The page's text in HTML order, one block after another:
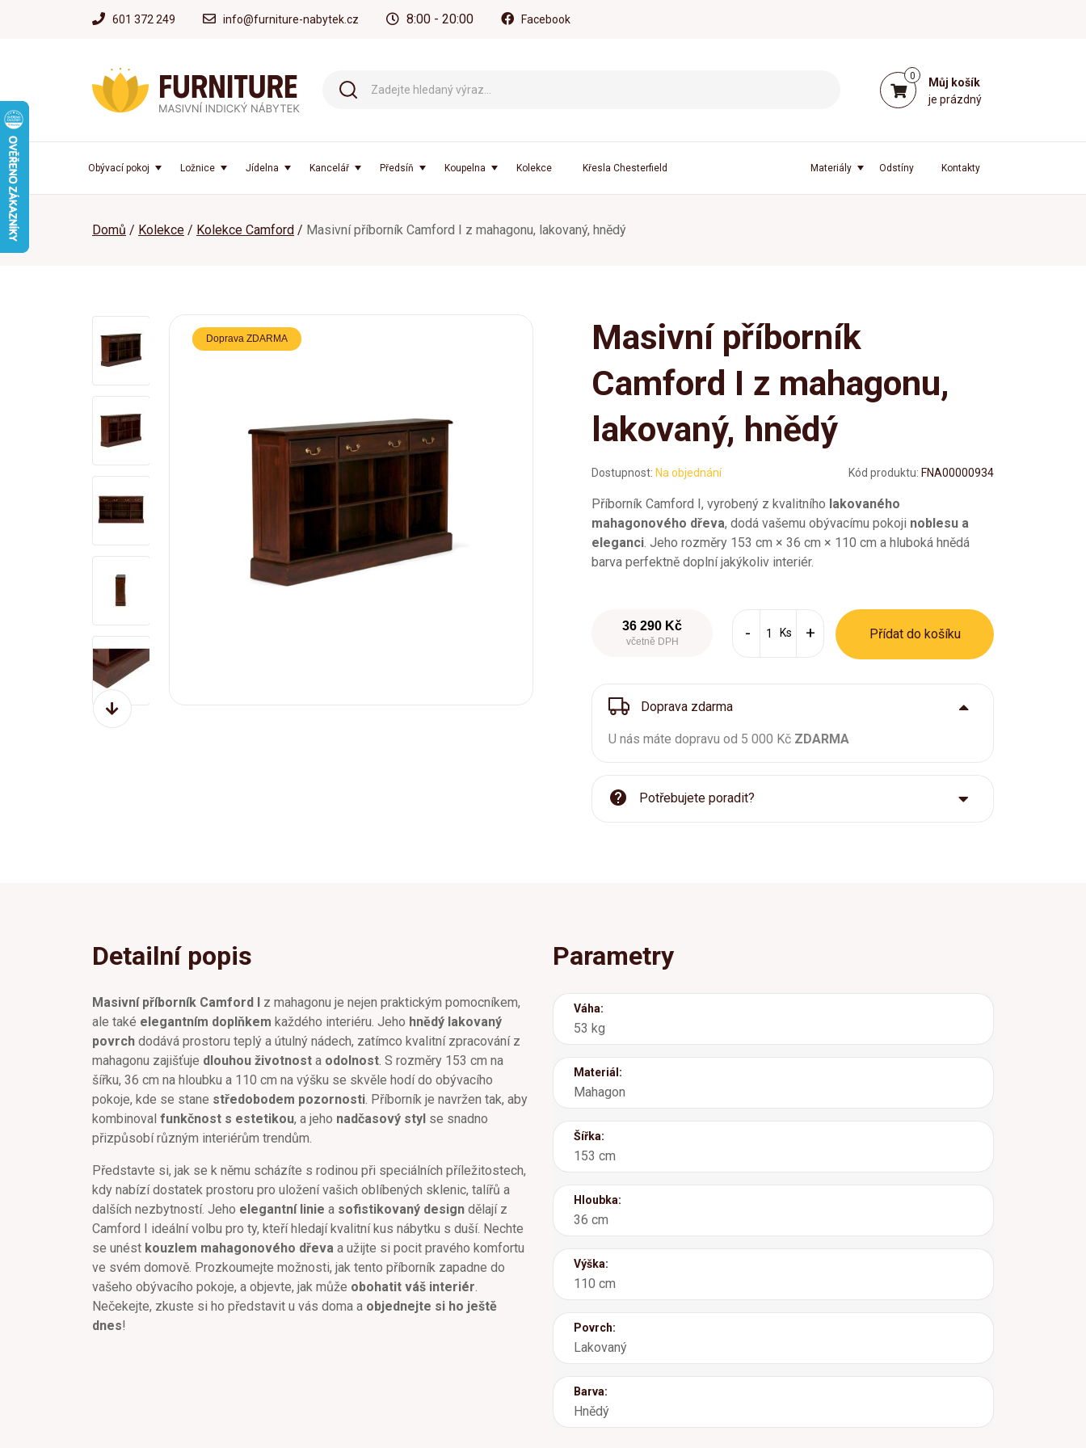
601 372 249 info@furniture-nabytek.cz 8:00 - 20:00 Facebook
0
Můj košík
je prázdný
Obývací pokoj Ložnice Jídelna Kancelář Předsíň Koupelna Kolekce Křesla Chesterfield Kontakty
Odstíny
Materiály
Domů Kolekce Kolekce Camford Masivní příborník Camford I z mahagonu, lakovaný, hnědý
Doprava ZDARMA
Masivní příborník
Camford I z mahagonu,
lakovaný, hnědý
Dostupnost: Na objednání Kód produktu: FNA00000934
Příborník Camford I, vyrobený z kvalitního lakovaného
mahagonového dřeva, dodá vašemu obývacímu pokoji noblesu a
eleganci. Jeho rozměry 153 cm × 36 cm × 110 cm a hluboká hnědá
barva perfektně doplní jakýkoliv interiér.
36 290 Kč
včetně DPH
Ks Přídat do košíku
Doprava zdarma
U nás máte dopravu od 5 000 Kč ZDARMA
Potřebujete poradit?
Detailní popis
Masivní příborník Camford I z mahagonu je nejen praktickým pomocníkem,
ale také elegantním doplňkem každého interiéru. Jeho hnědý lakovaný
povrch dodává prostoru teplý a útulný nádech, zatímco kvalitní zpracování z
mahagonu zajišťuje dlouhou životnost a odolnost . S rozměry 153 cm na
šířku, 36 cm na hloubku a 110 cm na výšku se skvěle hodí do obývacího
pokoje, kde se stane středobodem pozornosti . Příborník je navržen tak, aby
kombinoval funkčnost s estetikou, a jeho nadčasový styl se snadno
přizpůsobí různým interiérům trendům.
Představte si, jak se k němu scházíte s rodinou při speciálních příležitostech,
kdy nabízí dostatek prostoru pro uložení vašich oblíbených sklenic, talířů a
dalších nezbytností. Jeho elegantní linie a sofistikovaný design dělají z
Camford I ideální volbu pro ty, kteří hledají kvalitní kus nábytku s duší. Nechte
se unést kouzlem mahagonového dřeva a užijte si pocit pravého komfortu
ve svém domově. Prozkoumejte možnosti, jak tento příborník zapadne do
vašeho obývacího pokoje, a objevte, jak může obohatit váš interiér
Nečekejte, zkuste si ho představit u vás doma a objednejte si ho ještě
dnes!
Parametry
Váha:
53 kg
Materiál:
Mahagon
Šířka:
153 cm
Hloubka:
36 cm
Výška:
110 cm
Povrch:
Lakovaný
Barva:
Hnědý